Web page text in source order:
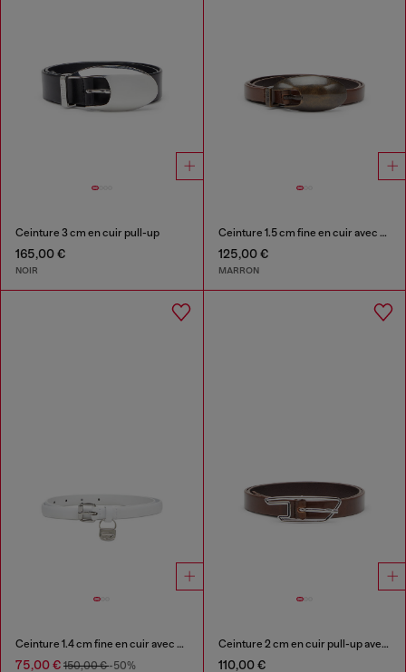
Ceinture 3 cm en cuir pull-up
165,00 €
NOIR
Ceinture 1.5 cm fine en cuir avec boucle sculpturale
125,00 €
MARRON
Ceinture 1.4 cm fine en cuir avec bijou de sac 1DR
75,00 € 150,00 €-50%
Ceinture 2 cm en cuir pull-up avec boucle D
110,00 €